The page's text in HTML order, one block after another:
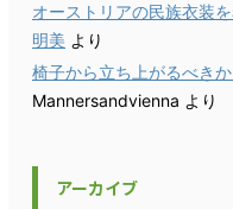
オーストリアの民族衣装
明美 より
椅子から立ち上がるべき
Mannersandvienna より
アーカイブ